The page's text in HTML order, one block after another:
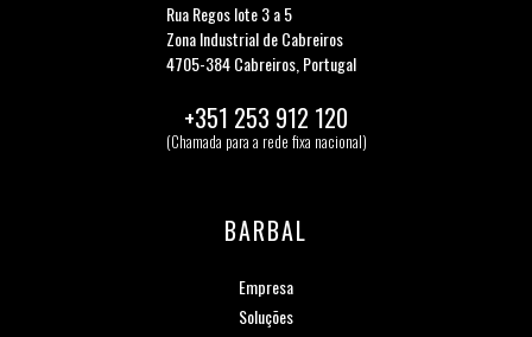
Rua Regos lote 3 a 5
Zona Industrial de Cabreiros
4705-384 Cabreiros, Portugal
+351 253 912 120
(Chamada para a rede fixa nacional)
BARBAL
Empresa
Soluções